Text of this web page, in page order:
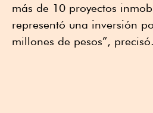
más de 10 proyectos
representó una inversión
millones de pesos”, precisó.